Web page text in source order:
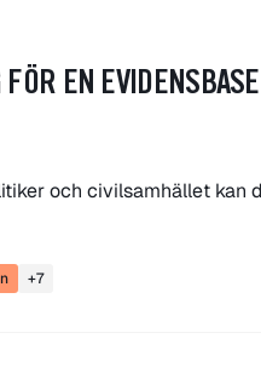
EN
och civilsamhället kan
+7